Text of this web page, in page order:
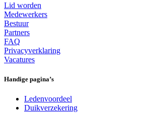
Lid worden
Medewerkers
Bestuur
Partners
FAQ
Privacyverklaring
Vacatures
Handige pagina’s
Ledenvoordeel
Duikverzekering